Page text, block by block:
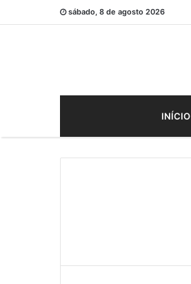
sábado, 8 de agosto 2026
INÍCIO